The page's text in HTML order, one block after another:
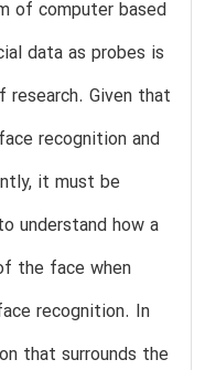
of computer based
data as probes is
research. Given that
recognition and
it must be
understand how a
the face when
recognition. In
that surrounds the